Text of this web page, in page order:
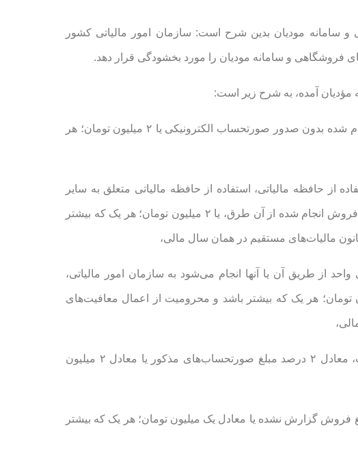
و سامانه مودیان بدین شرح است: سازمان امور مالیاتی کشور
۱. عدم صدور صورتحساب الکترونیکی، معادل ۱۰ درصد مجموع مبلغ فروش انجام شده بدون صدور صورتحساب الکترونیکی یا ۲ میلیون تومان؛ هر
از حافظه مالیاتی، استفاده از حافظه مالیاتی متعلق به سایر
مؤدیان، یا واگذاری حافظه مالیاتی خود به دیگران، معادل ۱۰ درصد مجموع مبلغ فروش انجام شده از آن طرق، یا ۲ میلیون تومان؛ هر یک که بیشتر
مالیات‌های مستقیم در همان سال مالی،
از طریق آن یا آنها انجام می‌شود به سازمان امور مالیاتی،
مجموع مبلغ فروش انجام شده از طریق آن حساب یا ۲ میلیون تومان؛ هر یک که بیشتر باشد و محرومیت از اعمال معافیت‌های
۴. عدم تحویل صورتحساب چاپی به خریدار، حذف یا مخدوش کردن صورتحساب، معادل ۲ درصد مبلغ صورتحساب‌های مذکور یا معادل ۲ میلیون
این قانون، معادل یک درصد مبلغ فروش گزارش نشده یا معادل یک میلیون تومان؛ هر یک که بیشتر